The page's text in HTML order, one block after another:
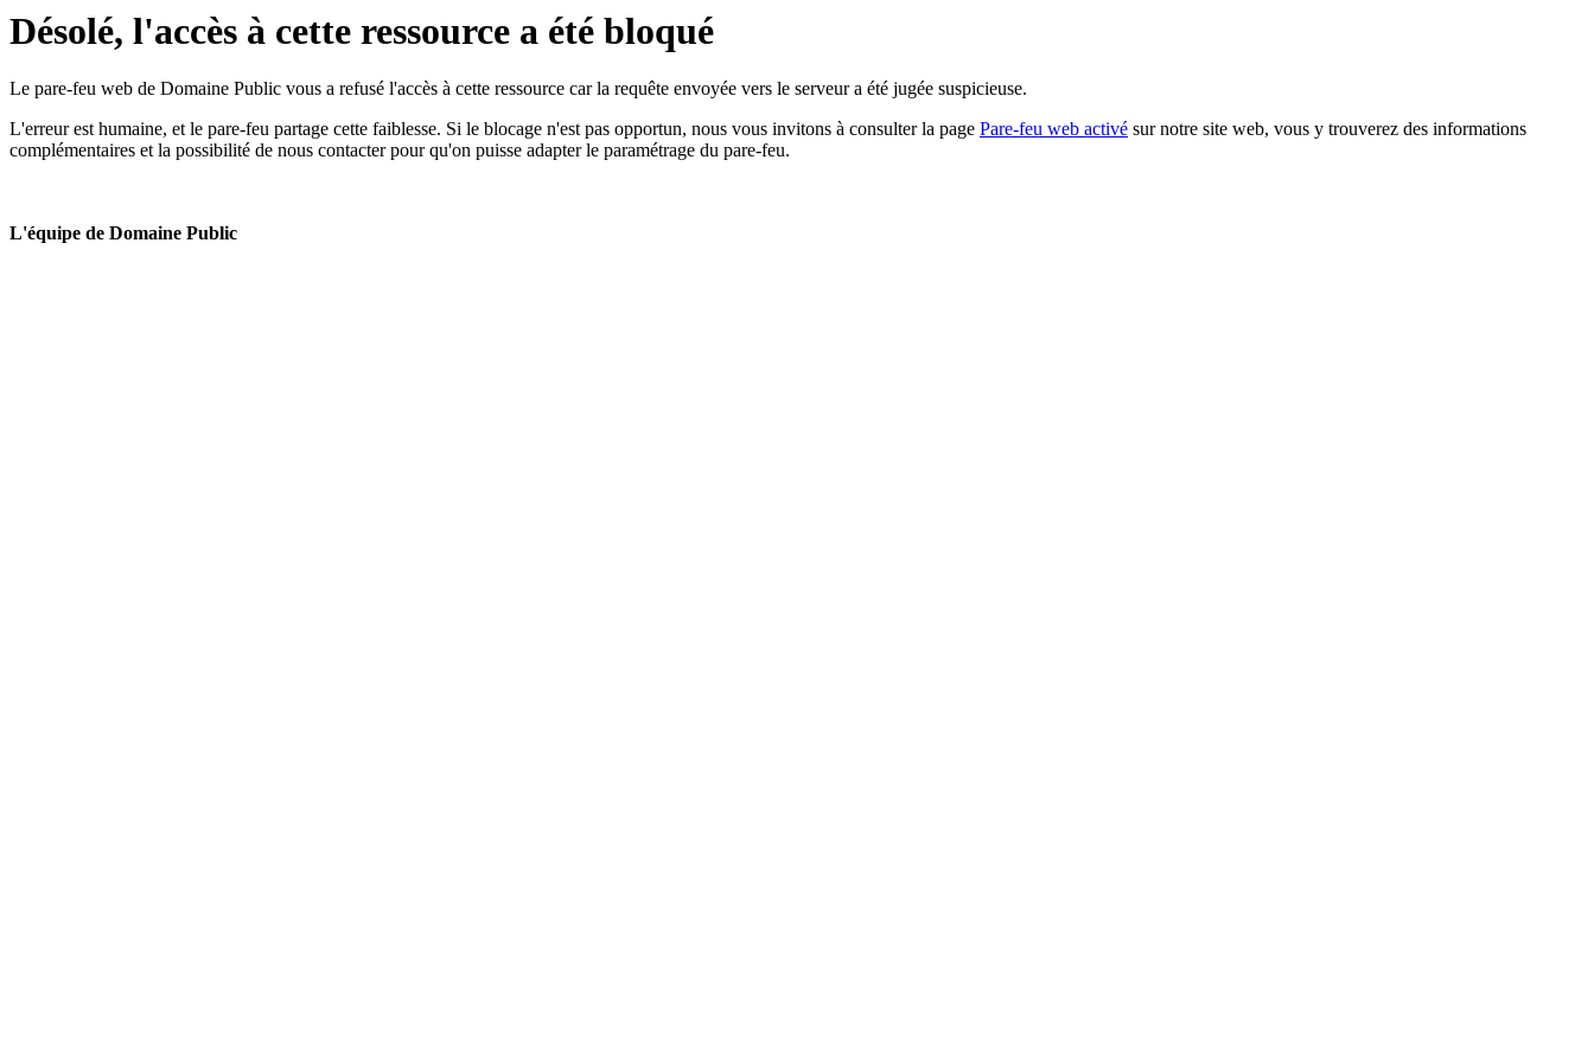
Désolé, l'accès à cette ressource a été bloqué
Le pare-feu web de Domaine Public vous a refusé l'accès à cette ressource car la requête envoyée vers le serveur a été jugée suspicieuse.
L'erreur est humaine, et le pare-feu partage cette faiblesse. Si le blocage n'est pas opportun, nous vous invitons à consulter la page Pare-feu web activé sur notre site web, vous y trouverez des informations
complémentaires et la possibilité de nous contacter pour qu'on puisse adapter le paramétrage du pare-feu.
L'équipe de Domaine Public